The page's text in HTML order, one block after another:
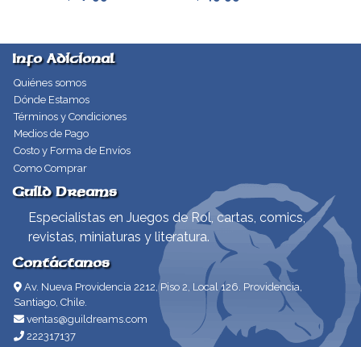
Info Adicional
Quiénes somos
Dónde Estamos
Términos y Condiciones
Medios de Pago
Costo y Forma de Envíos
Como Comprar
Guild Dreams
Especialistas en Juegos de Rol, cartas, comics,
revistas, miniaturas y literatura.
Contáctanos
Av. Nueva Providencia 2212, Piso 2, Local 126. Providencia,
Santiago, Chile.
ventas@guildreams.com
222317137